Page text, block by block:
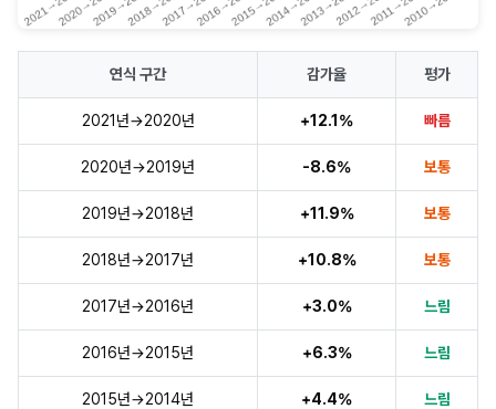
연식 구간 감가율 평가
2021년→2020년 +12.1% 빠름
2020년→2019년 -8.6% 보통
2019년→2018년 +11.9% 보통
2018년→2017년 +10.8% 보통
2017년→2016년 +3.0% 느림
2016년→2015년 +6.3% 느림
2015년→2014년 +4.4% 느림